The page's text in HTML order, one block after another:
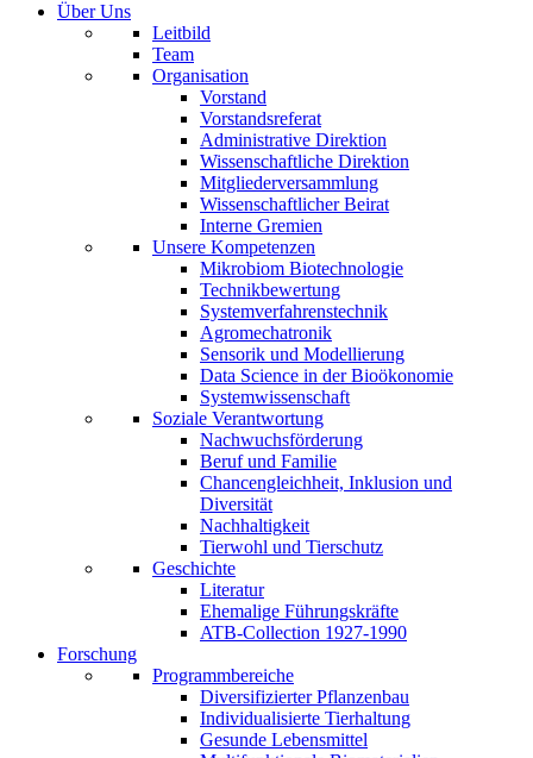
Über Uns
Leitbild
Team
Organisation
Vorstand
Vorstandsreferat
Administrative Direktion
Wissenschaftliche Direktion
Mitgliederversammlung
Wissenschaftlicher Beirat
Interne Gremien
Unsere Kompetenzen
Mikrobiom Biotechnologie
Technikbewertung
Systemverfahrenstechnik
Agromechatronik
Sensorik und Modellierung
Data Science in der Bioökonomie
Systemwissenschaft
Soziale Verantwortung
Nachwuchsförderung
Beruf und Familie
Chancengleichheit, Inklusion und
Diversität
Nachhaltigkeit
Tierwohl und Tierschutz
Geschichte
Literatur
Ehemalige Führungskräfte
ATB-Collection 1927-1990
Forschung
Programmbereiche
Diversifizierter Pflanzenbau
Individualisierte Tierhaltung
Gesunde Lebensmittel